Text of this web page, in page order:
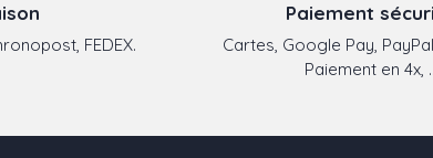
FEDEX.
Paiement
Cartes, Google Pay,
Paiement en 4x,